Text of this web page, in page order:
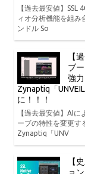
【過去最安値】
ィオ分析機能を組み
ンドル So
【
ブ
強
Zynaptiq「
に！！！
【過去最安値】AI
ーブの特性を変更す
Zynaptiq「UNV
【